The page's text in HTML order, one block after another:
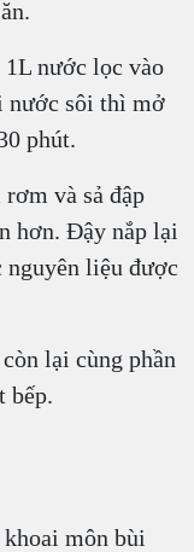
1L nước lọc vào
nước sôi thì mở
phút.
và sả đập
hơn. Đậy nắp lại
nguyên liệu được
lại cùng phần
bếp.
môn bùi